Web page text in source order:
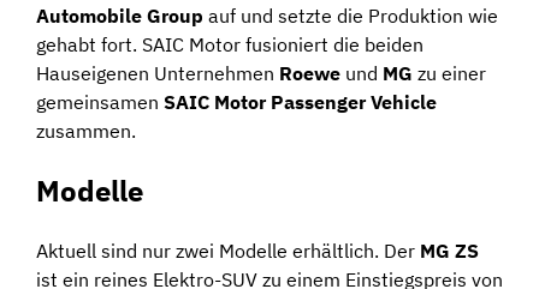
Automobile Group auf und setzte die Produktion wie
gehabt fort. SAIC Motor fusioniert die beiden
Hauseigenen Unternehmen Roewe und MG zu einer
gemeinsamen SAIC Motor Passenger Vehicle
zusammen.
Modelle
Aktuell sind nur zwei Modelle erhältlich. Der MG ZS
ist ein reines Elektro-SUV zu einem Einstiegspreis von